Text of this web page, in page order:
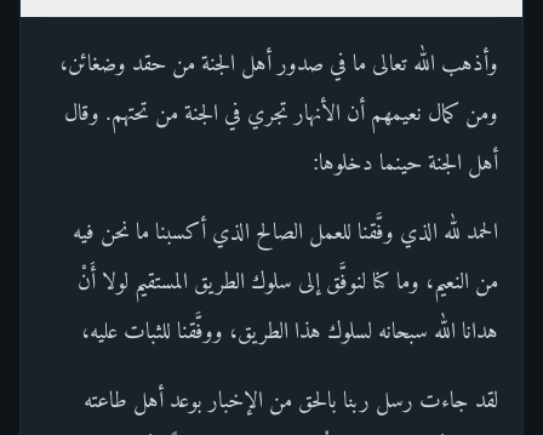
وأذهب الله تعالى ما في صدور أهل الجنة من حقد وضغائن،
ومن كمال نعيمهم أن الأنهار تجري في الجنة من تحتهم. وقال
أهل الجنة حينما دخلوها:
الحمد لله الذي وفَّقنا للعمل الصالح الذي أكسبنا ما نحن فيه
من النعيم، وما كنا لنوفَّق إلى سلوك الطريق المستقيم لولا أَنْ
هدانا الله سبحانه لسلوك هذا الطريق، ووفَّقنا للثبات عليه،
لقد جاءت رسل ربنا بالحق من الإخبار بوعد أهل طاعته